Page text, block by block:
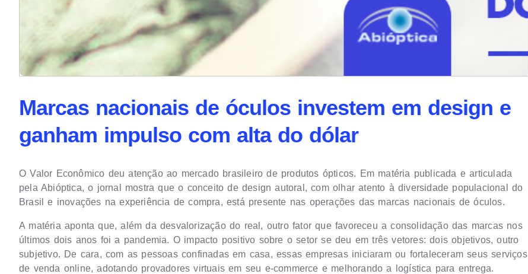
Marcas nacionais de óculos investem em design e
ganham impulso com alta do dólar
O Valor Econômico deu atenção ao mercado brasileiro de produtos ópticos. Em matéria publicada e articulada
pela Abióptica, o jornal mostra que o conceito de design autoral, com olhar atento à diversidade populacional do
Brasil e inovações na experiência de compra, está presente nas operações das marcas nacionais de óculos.
A matéria aponta que, além da desvalorização do real, outro fator que favoreceu a consolidação das marcas nos
últimos dois anos foi a pandemia. O impacto positivo sobre o setor se deu em três vetores: dois objetivos, outro
subjetivo. De cara, com as pessoas confinadas em casa, essas empresas iniciaram ou fortaleceram seus serviços
de venda online, adotando provadores virtuais em seu e-commerce e melhorando a logística para entrega.